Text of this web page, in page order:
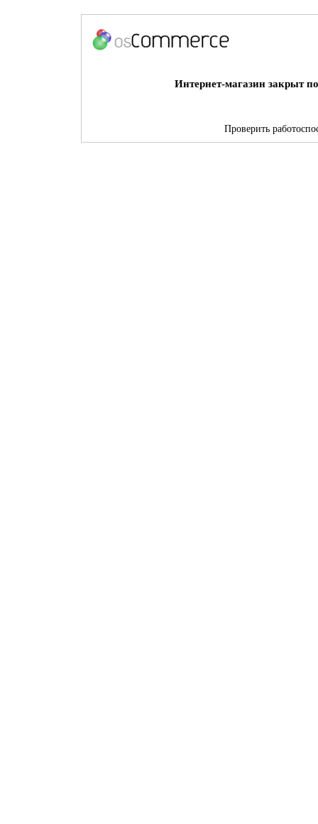
Интернет-магазин закрыт
Проверить